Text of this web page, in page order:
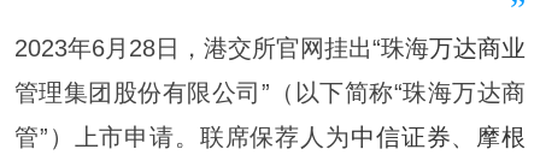
2023年6月28日，港交所官网挂出“珠海万达商业
管理集团股份有限公司”（以下简称“珠海万达商
管”）上市申请。联席保荐人为中信证券、 摩根